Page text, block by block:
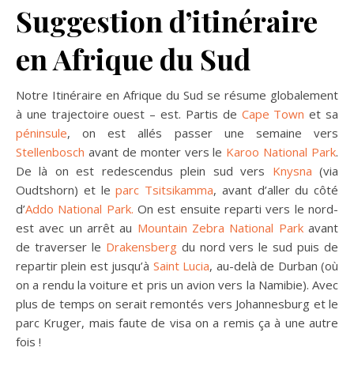
Suggestion d’itinéraire
en Afrique du Sud
Notre Itinéraire en Afrique du Sud se résume globalement
à une trajectoire ouest – est. Partis de Cape Town et sa
péninsule, on est allés passer une semaine vers
Stellenbosch avant de monter vers le Karoo National Park.
De là on est redescendus plein sud vers Knysna (via
Oudtshorn) et leparc Tsitsikamma, avant d’aller du côté
d’Addo National Park. On est ensuite reparti vers le nord-
est avec un arrêt au Mountain Zebra National Parkavant
de traverser le Drakensbergdu nord vers le sud puis de
repartir plein est jusqu’à Saint Lucia, au-delà de Durban (où
on a rendu la voiture et pris un avion vers la Namibie). Avec
plus de temps on serait remontés vers Johannesburg et le
parc Kruger, mais faute de visa on a remis ça à une autre
fois !